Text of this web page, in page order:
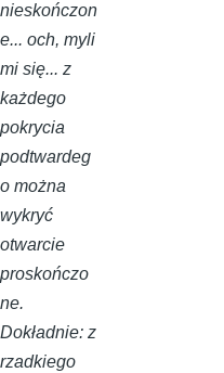
nieskończon
e... och, myli
mi się... z
każdego
pokrycia
podtwardeg
o można
wykryć
otwarcie
proskończo
ne.
Dokładnie: z
rzadkiego